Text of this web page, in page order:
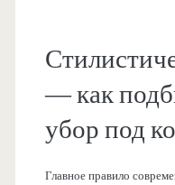
— как
убор под
Главное правило